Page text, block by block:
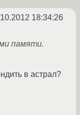
18:34:26
памяти.
в астрал?